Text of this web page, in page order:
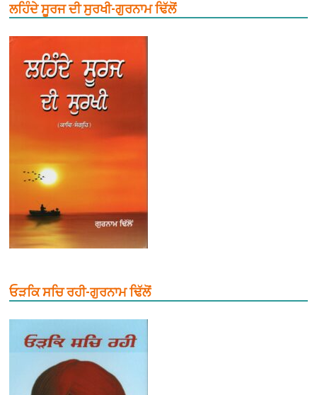
ਲਹਿੰਦੇ ਸੂਰਜ ਦੀ ਸੁਰਖੀ-ਗੁਰਨਾਮ ਢਿੱਲੋਂ
ਓੜਕਿ ਸਚਿ ਰਹੀ-ਗੁਰਨਾਮ ਢਿੱਲੋਂ